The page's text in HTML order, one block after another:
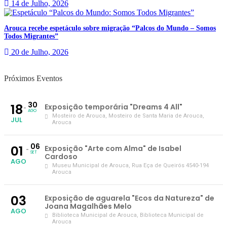
14 de Julho, 2026
Arouca recebe espetáculo sobre migração “Palcos do Mundo – Somos
Todos Migrantes”
20 de Julho, 2026
Próximos Eventos
18
JUL
30
AGO Exposição temporária "Dreams 4 All"
Mosteiro de Arouca, Mosteiro de Santa Maria de Arouca,
Arouca
01
AGO
06
SET
Exposição "Arte com Alma" de Isabel
Cardoso
Museu Municipal de Arouca, Rua Eça de Queirós 4540-194
Arouca
03
AGO
Exposição de aguarela "Ecos da Natureza" de
Joana Magalhães Melo
Biblioteca Municipal de Arouca, Biblioteca Municipal de
Arouca